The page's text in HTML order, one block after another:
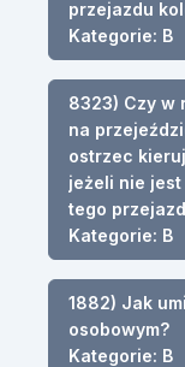
przejazdu
Kategorie: B
8323) Czy w
na
ostrzec
jeżeli nie
tego
Kategorie: B
1882) Jak
osobowym?
Kategorie: B